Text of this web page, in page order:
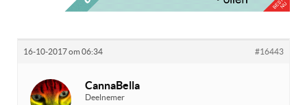
16-10-2017 om 06:34 #16443
CannaBella
Deelnemer